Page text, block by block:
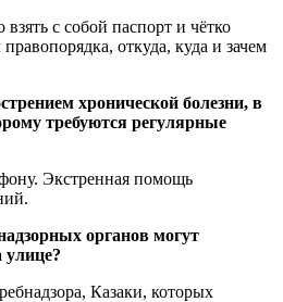
с собой паспорт и чётко
откуда, куда и зачем
хронической болезни, в
требуются регулярные
Экстренная помощь
органов могут
улице?
Казаки, которых